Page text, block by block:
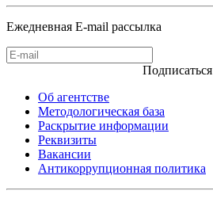
Ежедневная E-mail рассылка
Подписаться
Об агентстве
Методологическая база
Раскрытие информации
Реквизиты
Вакансии
Антикоррупционная политика